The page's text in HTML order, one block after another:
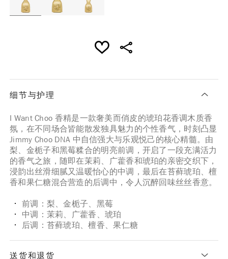
细节与护理
I Want Choo 香精是一款奢美而俏皮的琥珀花香调木质香
氛，在不同场合皆能散发独具魅力的个性香气，时刻凸显
Jimmy Choo DNA 中自信强大与乐观悦己的核心精髓。由
梨、金栀子和黑莓糅合的明亮前调，开启了一段充满活力
的香气之旅，随即在茉莉、广藿香和琥珀的亲密交织下，
浸韵出丝滑细腻又温暖怡心的中调，最后在苔藓琥珀、檀
香和果仁糖混合营造的后调中，令人沉醉回味丝丝香意。
前调：梨、金栀子、黑莓
中调：茉莉、广藿香、琥珀
后调：苔藓琥珀、檀香、果仁糖
送货和退货